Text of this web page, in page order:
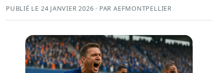
PUBLIÉ LE 24 JANVIER 2026 · PAR AEFMONTPELLIER